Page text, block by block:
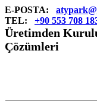
E-POSTA:
TEL:
+90 553 708
Üretimden
Çözümleri